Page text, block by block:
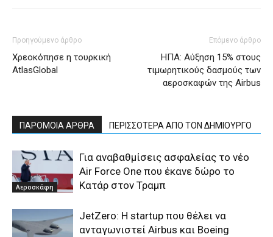
Προηγούμενο άρθρο
Χρεοκόπησε η τουρκική
AtlasGlobal
Επόμενο άρθρο
ΗΠΑ: Αύξηση 15% στους
τιμωρητικούς δασμούς των
αεροσκαφών της Airbus
ΠΑΡΟΜΟΙΑ ΑΡΘΡΑ ΠΕΡΙΣΣΟΤΕΡΑ ΑΠΟ ΤΟΝ ΔΗΜΙΟΥΡΓΟ
Αεροσκάφη
Για αναβαθμίσεις ασφαλείας το νέο
Air Force One που έκανε δώρο το
Κατάρ στον Τραμπ
JetZero: Η startup που θέλει να
ανταγωνιστεί Airbus και Boeing